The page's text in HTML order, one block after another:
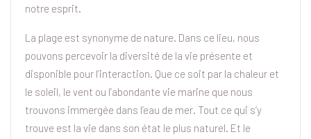
notre esprit.
La plage est synonyme de nature. Dans ce lieu, nous
pouvons percevoir la diversité de la vie présente et
disponible pour l’interaction. Que ce soit par la chaleur et
le soleil, le vent ou l’abondante vie marine que nous
trouvons immergée dans l’eau de mer. Tout ce qui s’y
trouve est la vie dans son état le plus naturel. Et le